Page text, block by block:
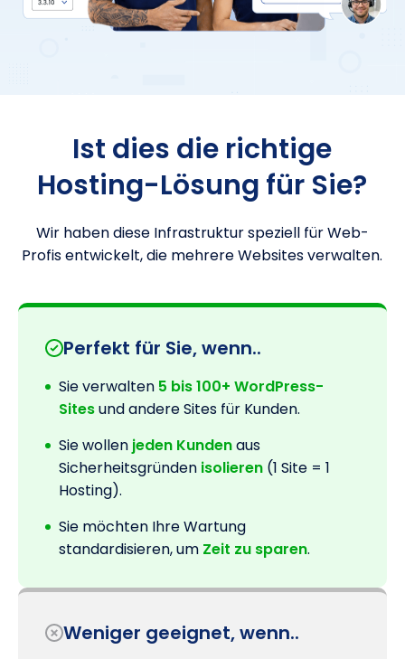
Ist dies die richtige
Hosting-Lösung für Sie?
Wir haben diese Infrastruktur speziell für Web-
Profis entwickelt, die mehrere Websites verwalten.
Perfekt für Sie, wenn..
Sie verwalten 5 bis 100+ WordPress-
Sitesund andere Sites für Kunden.
Sie wollen jeden Kundenaus
Sicherheitsgründen isolieren (1 Site = 1
Hosting).
Sie möchten Ihre Wartung
standardisieren, um Zeit zu sparen.
Weniger geeignet, wenn..